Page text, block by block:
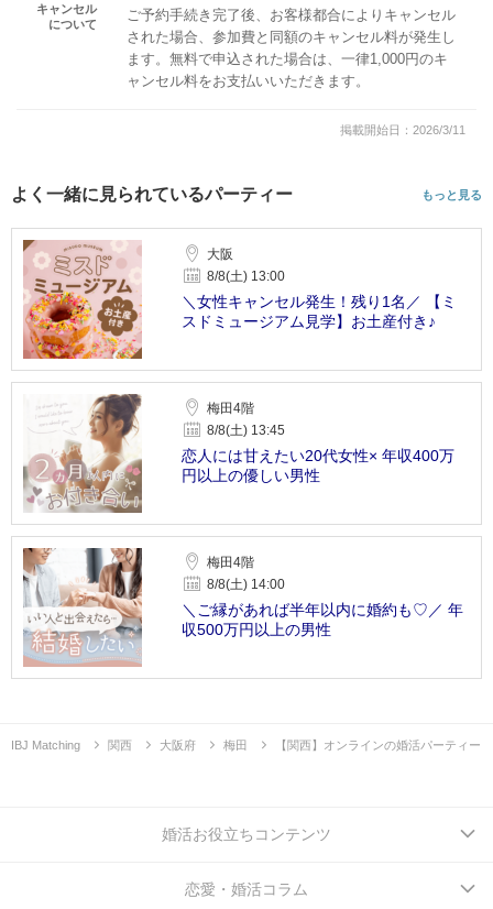
キャンセル
について
ご予約手続き完了後、お客様都合によりキャンセル
された場合、参加費と同額のキャンセル料が発生し
ます。無料で申込された場合は、一律1,000円のキ
ャンセル料をお支払いいただきます。
掲載開始日：2026/3/11
よく一緒に見られているパーティー もっと見る
大阪
8/8(土) 13:00
＼女性キャンセル発生！残り1名／ 【ミ
スドミュージアム見学】お土産付き♪
梅田4階
8/8(土) 13:45
恋人には甘えたい20代女性× 年収400万
円以上の優しい男性
梅田4階
8/8(土) 14:00
＼ご縁があれば半年以内に婚約も♡／ 年
収500万円以上の男性
IBJ Matching 関西 大阪府 梅田 【関西】オンラインの婚活パーティー
婚活お役立ちコンテンツ
恋愛・婚活コラム